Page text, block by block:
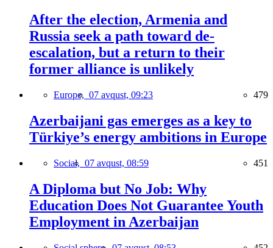
After the election, Armenia and
Russia seek a path toward de-
escalation, but a return to their
former alliance is unlikely
Europe, 07 avqust, 09:23 479
Azerbaijani gas emerges as a key to
Türkiye’s energy ambitions in Europe
Social, 07 avqust, 08:59 451
A Diploma but No Job: Why
Education Does Not Guarantee Youth
Employment in Azerbaijan